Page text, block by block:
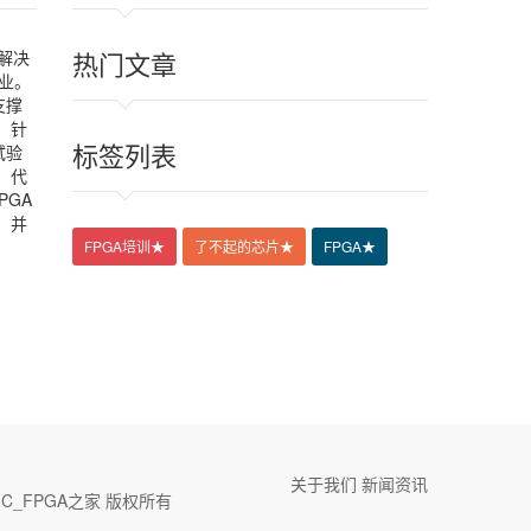
决
撑
针
验
代
并
热门文章
标签列表
FPGA培训★ 了不起的芯片★ FPGA★
关于我们 新闻资讯
之家 版权所有